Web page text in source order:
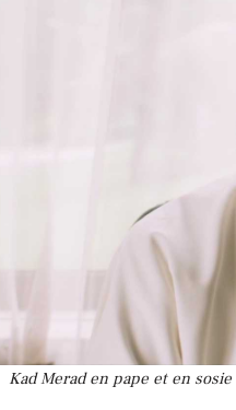
Kad Merad en pape et en